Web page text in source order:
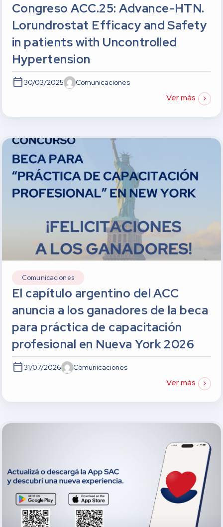
Congreso ACC.25: Advance-HTN.
Lorundrostat Efficacy and Safety
in patients with Uncontrolled
Hypertension
30/03/2025 Comunicaciones
Ver más
Comunicaciones
El capítulo argentino del ACC
anuncia a los ganadores de la beca
para práctica de capacitación
profesional en Nueva York 2026
31/07/2026 Comunicaciones
Ver más